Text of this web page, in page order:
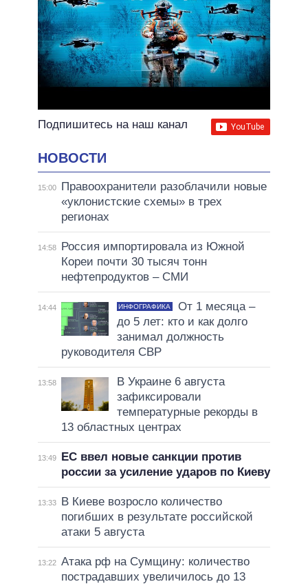
Подпишитесь на наш канал
НОВОСТИ
15:00
Правоохранители разоблачили новые
«уклонистские схемы» в трех
регионах
14:58
Россия импортировала из Южной
Кореи почти 30 тысяч тонн
нефтепродуктов – СМИ
14:44 ИНФОГРАФИКА
От 1 месяца –
до 5 лет: кто и как долго
занимал должность
руководителя СВР
13:58
В Украине 6 августа
зафиксировали
температурные рекорды в
13 областных центрах
13:49
ЕС ввел новые санкции против
россии за усиление ударов по Киеву
13:33
В Киеве возросло количество
погибших в результате российской
атаки 5 августа
13:22 Атака рф на Сумщину: количество
пострадавших увеличилось до 13